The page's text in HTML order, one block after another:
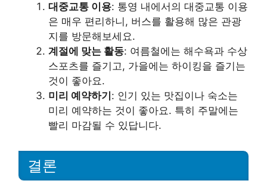
대중교통 이용: 통영 내에서의 대중교통 이용
은 매우 편리하니, 버스를 활용해 많은 관광
지를 방문해보세요.
계절에 맞는 활동: 여름철에는 해수욕과 수상
스포츠를 즐기고, 가을에는 하이킹을 즐기는
것이 좋아요.
미리 예약하기 : 인기 있는 맛집이나 숙소는
미리 예약하는 것이 좋아요. 특히 주말에는
빨리 마감될 수 있답니다.
결론